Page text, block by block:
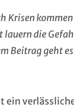
Krisen
lauern die
Beitrag geht
ein